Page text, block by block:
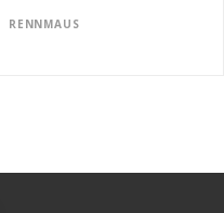
RENNMAUS